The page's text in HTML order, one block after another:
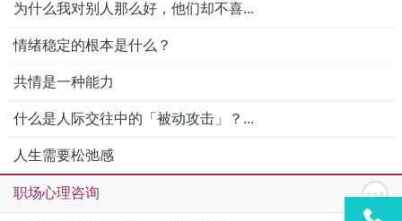
为什么我对别人那么好，他们却不喜...
情绪稳定的根本是什么？
共情是一种能力
什么是人际交往中的「被动攻击」？...
人生需要松弛感
职场心理咨询